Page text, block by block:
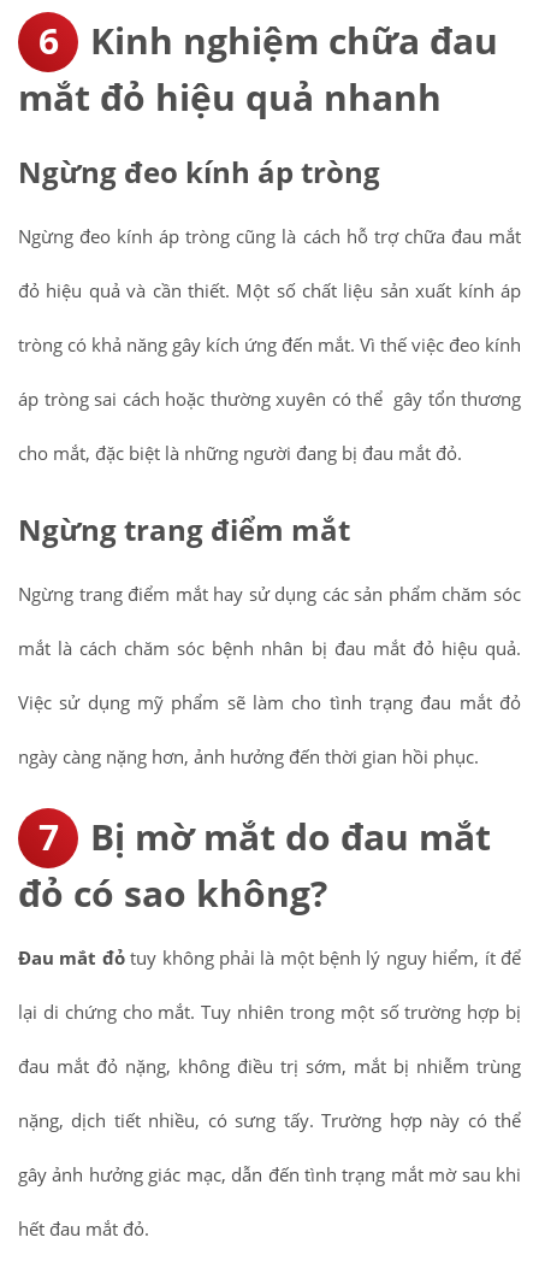
Kinh nghiệm chữa đau
mắt đỏ hiệu quả nhanh
Ngừng đeo kính áp tròng
Ngừng đeo kính áp tròng cũng là cách hỗ trợ chữa đau mắt
đỏ hiệu quả và cần thiết. Một số chất liệu sản xuất kính áp
tròng có khả năng gây kích ứng đến mắt. Vì thế việc đeo kính
áp tròng sai cách hoặc thường xuyên có thể gây tổn thương
cho mắt, đặc biệt là những người đang bị đau mắt đỏ.
Ngừng trang điểm mắt
Ngừng trang điểm mắt hay sử dụng các sản phẩm chăm sóc
mắt là cách chăm sóc bệnh nhân bị đau mắt đỏ hiệu quả.
Việc sử dụng mỹ phẩm sẽ làm cho tình trạng đau mắt đỏ
ngày càng nặng hơn, ảnh hưởng đến thời gian hồi phục.
Bị mờ mắt do đau mắt
đỏ có sao không?
Đau mắt đỏtuy không phải là một bệnh lý nguy hiểm, ít để
lại di chứng cho mắt. Tuy nhiên trong một số trường hợp bị
đau mắt đỏ nặng, không điều trị sớm, mắt bị nhiễm trùng
nặng, dịch tiết nhiều, có sưng tấy. Trường hợp này có thể
gây ảnh hưởng giác mạc, dẫn đến tình trạng mắt mờ sau khi
hết đau mắt đỏ.